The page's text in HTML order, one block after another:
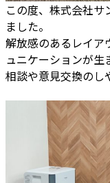
この度、株式会社サ
ました。
解放感のあるレイア
ュニケーションが生
相談や意見交換のし